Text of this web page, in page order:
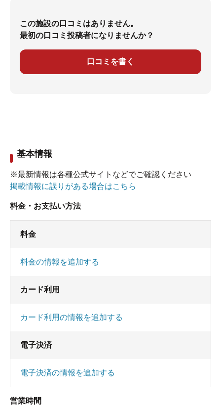
この施設の口コミはありません。
最初の口コミ投稿者になりませんか？
口コミを書く
基本情報
※最新情報は各種公式サイトなどでご確認ください
掲載情報に誤りがある場合はこちら
料金・お支払い方法
料金
料金の情報を追加する
カード利用
カード利用の情報を追加する
電子決済
電子決済の情報を追加する
営業時間